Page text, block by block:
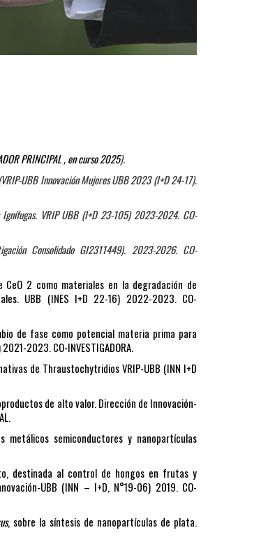
PRINCIPAL , en curso 2025).
UBB Innovación Mujeres UBB 2023 (I+D 24-17).
VRIP UBB (I+D 23-105) 2023-2024. CO-
Consolidado GI2311449). 2023-2026. CO-
2 como materiales en la degradación de
UBB (INES I+D 22-16) 2022-2023. CO-
de fase como potencial materia prima para
2023. CO-INVESTIGADORA.
de Thraustochytridios VRIP-UBB (INN I+D
de alto valor. Dirección de Innovación-
metálicos semiconductores y nanopartículas
destinada al control de hongos en frutas y
UBB (INN – I+D, N°19-06) 2019. CO-
, sobre la síntesis de nanopartículas de plata.